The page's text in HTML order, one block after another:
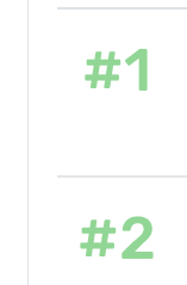
#1
#2